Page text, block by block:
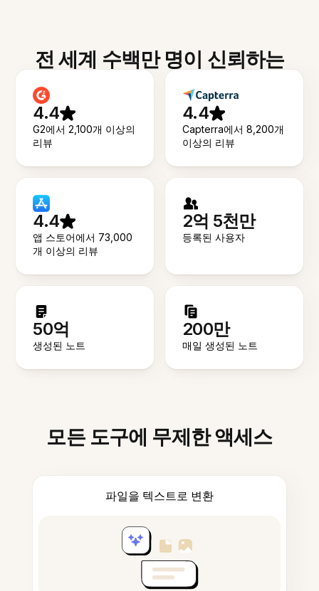
전 세계 수백만 명이 신뢰하는
4.4
G2에서 2,100개 이상의
리뷰
4.4
Capterra에서 8,200개
이상의 리뷰
4.4
앱 스토어에서 73,000
개 이상의 리뷰
2억 5천만
등록된 사용자
50억
생성된 노트
200만
매일 생성된 노트
모든 도구에 무제한 액세스
파일을 텍스트로 변환